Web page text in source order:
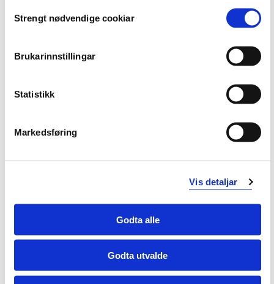
Selection
Strengt nødvendige cookiar
Brukarinnstillingar
Statistikk
Markedsføring
Vis detaljar
Godta alle
Godta utvalde
Nei
ekstern harddisk
Nei
ekstern harddisk -
Nei
studentar eller navngivne samarbeidspartnarar sin
HVL IT slik at det vert stilt krav om fleirfaktor
pålogging.
Slike Teams / Sharepoint vert sette opp etter
dataeigar si skriftlege vurdering av behov,